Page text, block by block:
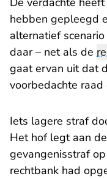
hebben gepleegd
alternatief
daar – net als de
gaat ervan uit dat
voorbedachte
Iets lagere straf
Het hof legt aan
gevangenisstraf
rechtbank had